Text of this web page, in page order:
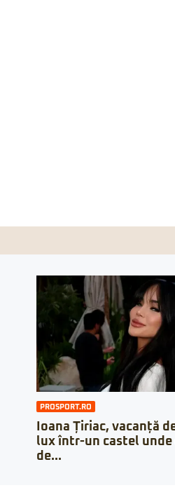
PROSPORT.RO
Ioana Țiriac, vacanță
lux într-un castel unde
de...